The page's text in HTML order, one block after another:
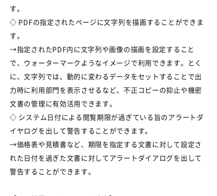
す。
◇ PDFの指定されたページに文字列を描画することができま
す。
→指定されたPDF内に文字列や画像の描画を設定すること
で、ウォーターマークようなイメージで利用できます。とく
に、文字列では、動的に変わるデータをセットすることで出
力時に利用部門を表示させるなど、不正コピーの抑止や機密
文書の管理に有効活用できます。
◇ システム日付による閲覧期限が過ぎている旨のアラートダ
イヤログを出して警告することができます。
→価格表や見積書など、期限を指定する文書に対して設定さ
れた日付を過ぎた文書に対してアラートダイアログを出して
警告することができます。